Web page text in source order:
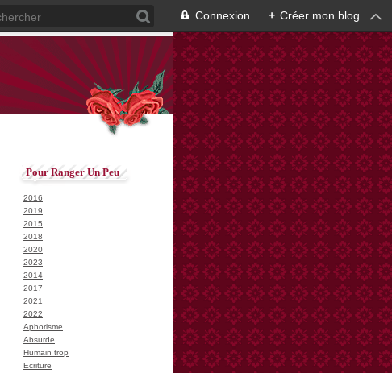
Connexion + Créer mon blog
Pour Ranger Un Peu
2016
2019
2015
2018
2020
2023
2014
2017
2021
2022
Aphorisme
Absurde
Humain trop
Ecriture